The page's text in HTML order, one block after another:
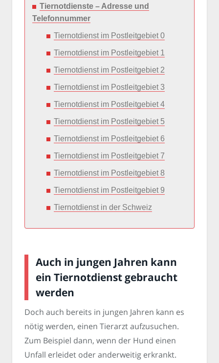
Tiernotdienste – Adresse und
Telefonnummer
Tiernotdienst im Postleitgebiet 0
Tiernotdienst im Postleitgebiet 1
Tiernotdienst im Postleitgebiet 2
Tiernotdienst im Postleitgebiet 3
Tiernotdienst im Postleitgebiet 4
Tiernotdienst im Postleitgebiet 5
Tiernotdienst im Postleitgebiet 6
Tiernotdienst im Postleitgebiet 7
Tiernotdienst im Postleitgebiet 8
Tiernotdienst im Postleitgebiet 9
Tiernotdienst in der Schweiz
Auch in jungen Jahren kann
ein Tiernotdienst gebraucht
werden
Doch auch bereits in jungen Jahren kann es
nötig werden, einen Tierarzt aufzusuchen.
Zum Beispiel dann, wenn der Hund einen
Unfall erleidet oder anderweitig erkrankt.